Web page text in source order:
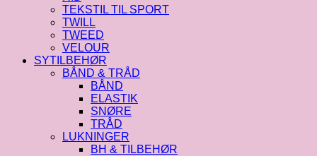
TEKSTIL TIL SPORT
TWILL
TWEED
VELOUR
SYTILBEHØR
BÅND & TRÅD
BÅND
ELASTIK
SNØRE
TRÅD
LUKNINGER
BH & TILBEHØR